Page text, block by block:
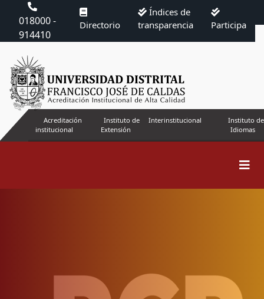
018000 -
914410
Directorio
Índices de
transparencia
Participa
Acreditación
institucional
Instituto de
Extensión
Interinstitucional
Instituto de
Idiomas